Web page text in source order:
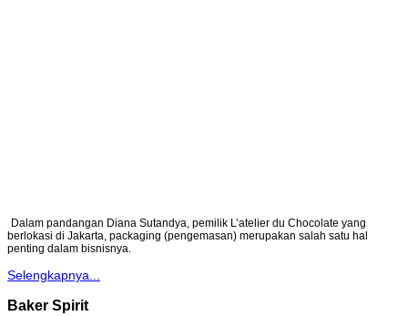
Dalam pandangan Diana Sutandya, pemilik L’atelier du Chocolate yang
berlokasi di Jakarta, packaging (pengemasan) merupakan salah satu hal
penting dalam bisnisnya.
Selengkapnya...
Baker Spirit